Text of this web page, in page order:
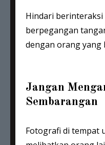
Hindari
berpegangan
dengan orang yang
Jangan
Sembarangan
Fotografi di tempat